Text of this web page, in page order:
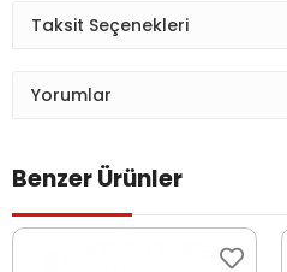
Taksit Seçenekleri
Yorumlar
Benzer Ürünler